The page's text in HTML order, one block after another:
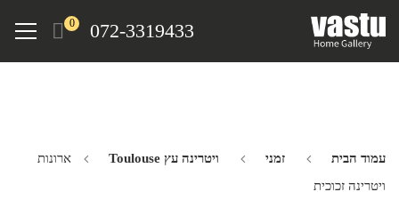
072-3319433
0
Menu
עמוד הבית זמני ויטרינה עץ Toulouse
ארונות
ויטרינה זכוכית